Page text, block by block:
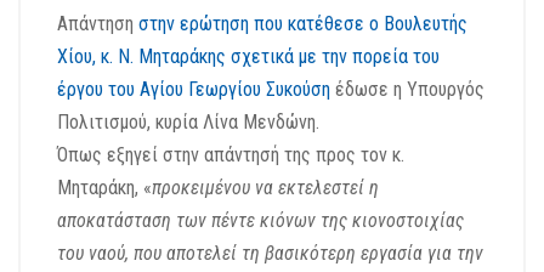
Απάντηση στην ερώτηση που κατέθεσε ο Βουλευτής
Χίου, κ. Ν. Μηταράκης σχετικά με την πορεία του
έργου του Αγίου Γεωργίου Συκούση έδωσε η Υπουργός
Πολιτισμού, κυρία Λίνα Μενδώνη.
Όπως εξηγεί στην απάντησή της προς τον κ.
Μηταράκη, «προκειμένου να εκτελεστεί η
αποκατάσταση των πέντε κιόνων της κιονοστοιχίας
του ναού, που αποτελεί τη βασικότερη εργασία για την